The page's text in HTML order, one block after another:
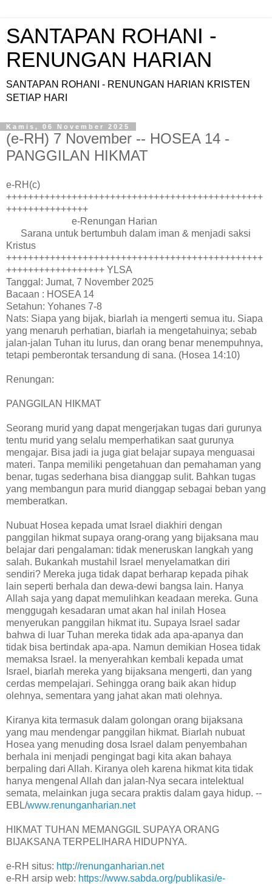
SANTAPAN ROHANI -
RENUNGAN HARIAN
SANTAPAN ROHANI - RENUNGAN HARIAN KRISTEN
SETIAP HARI
Kamis, 06 November 2025
(e-RH) 7 November -- HOSEA 14 -
PANGGILAN HIKMAT
e-RH(c)
+++++++++++++++++++++++++++++++++++++++++++++++
+++++++++++++++
e-Renungan Harian
Sarana untuk bertumbuh dalam iman & menjadi saksi
Kristus
+++++++++++++++++++++++++++++++++++++++++++++++
++++++++++++++++++ YLSA
Tanggal: Jumat, 7 November 2025
Bacaan : HOSEA 14
Setahun: Yohanes 7-8
Nats: Siapa yang bijak, biarlah ia mengerti semua itu. Siapa
yang menaruh perhatian, biarlah ia mengetahuinya; sebab
jalan-jalan Tuhan itu lurus, dan orang benar menempuhnya,
tetapi pemberontak tersandung di sana. (Hosea 14:10)
Renungan:
PANGGILAN HIKMAT
Seorang murid yang dapat mengerjakan tugas dari gurunya
tentu murid yang selalu memperhatikan saat gurunya
mengajar. Bisa jadi ia juga giat belajar supaya menguasai
materi. Tanpa memiliki pengetahuan dan pemahaman yang
benar, tugas sederhana bisa dianggap sulit. Bahkan tugas
yang membangun para murid dianggap sebagai beban yang
memberatkan.
Nubuat Hosea kepada umat Israel diakhiri dengan
panggilan hikmat supaya orang-orang yang bijaksana mau
belajar dari pengalaman: tidak meneruskan langkah yang
salah. Bukankah mustahil Israel menyelamatkan diri
sendiri? Mereka juga tidak dapat berharap kepada pihak
lain seperti berhala dan dewa-dewi bangsa lain. Hanya
Allah saja yang dapat memulihkan keadaan mereka. Guna
menggugah kesadaran umat akan hal inilah Hosea
menyerukan panggilan hikmat itu. Supaya Israel sadar
bahwa di luar Tuhan mereka tidak ada apa-apanya dan
tidak bisa bertindak apa-apa. Namun demikian Hosea tidak
memaksa Israel. Ia menyerahkan kembali kepada umat
Israel, biarlah mereka yang bijaksana mengerti, dan yang
cerdas mempelajari. Sehingga orang baik akan hidup
olehnya, sementara yang jahat akan mati olehnya.
Kiranya kita termasuk dalam golongan orang bijaksana
yang mau mendengar panggilan hikmat. Biarlah nubuat
Hosea yang menuding dosa Israel dalam penyembahan
berhala ini menjadi pengingat bagi kita akan bahaya
berpaling dari Allah. Kiranya oleh karena hikmat kita tidak
hanya mengenal Allah dan jalan-Nya secara intelektual
semata, melainkan juga secara praktis dalam gaya hidup. --
EBL/www.renunganharian.net
HIKMAT TUHAN MEMANGGIL SUPAYA ORANG
BIJAKSANA TERPELIHARA HIDUPNYA.
e-RH situs: http://renunganharian.net
e-RH arsip web: https://www.sabda.org/publikasi/e-